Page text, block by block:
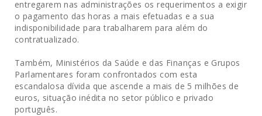
entregarem nas administrações os requerimentos a exigir
o pagamento das horas a mais efetuadas e a sua
indisponibilidade para trabalharem para além do
contratualizado.
Também, Ministérios da Saúde e das Finanças e Grupos
Parlamentares foram confrontados com esta
escandalosa dívida que ascende a mais de 5 milhões de
euros, situação inédita no setor público e privado
português.